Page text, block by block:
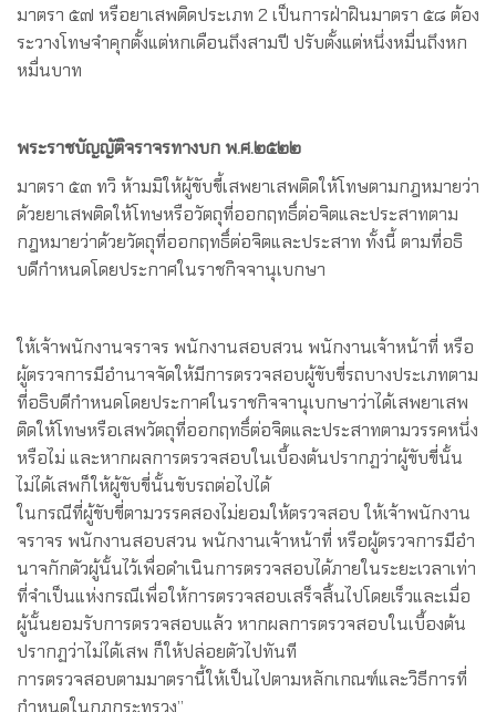
มาตรา ๕๗ หรือยาเสพติดประเภท 2 เป็นการฝ่าฝินมาตรา ๕๘ ต้อง
ระวางโทษจำคุกตั้งแต่หกเดือนถึงสามปี ปรับตั้งแต่หนึ่งหมื่นถึงหก
หมื่นบาท
พระราชบัญญัติจราจรทางบกพ.ศ.๒๕๒๒
มาตรา ๕๓ ทวิ ห้ามมิให้ผู้ขับขี้เสพยาเสพติดให้โทษตามกฎหมายว่า
ด้วยยาเสพติดให้โทษหรือวัตถุที่ออกฤทธิ์ต่อจิตและประสาทตาม
กฎหมายว่าด้วยวัตถุที่ออกฤทธิ์ต่อจิตและประสาท ทั้งนี้ ตามที่อธิ
บดีกําหนดโดยประกาศในราชกิจจานุเบกษา
ให้เจ้าพนักงานจราจร พนักงานสอบสวน พนักงานเจ้าหน้าที่ หรือ
ผู้ตรวจการมีอํานาจจัดให้มีการตรวจสอบผู้ขับขี่รถบางประเภทตาม
ที่อธิบดีกําหนดโดยประกาศในราชกิจจานุเบกษาว่าได้เสพยาเสพ
ติดให้โทษหรือเสพวัตถุที่ออกฤทธิ์ต่อจิตและประสาทตามวรรคหนึ่ง
หรือไม่ และหากผลการตรวจสอบในเบื้องต้นปรากฏว่าผู้ขับขี่นั้น
ไม่ได้เสพก็ให้ผู้ขับขี่นั้นขับรถต่อไปได้
ในกรณีที่ผู้ขับขี่ตามวรรคสองไม่ยอมให้ตรวจสอบ ให้เจ้าพนักงาน
จราจร พนักงานสอบสวน พนักงานเจ้าหน้าที่ หรือผู้ตรวจการมีอํา
นาจกักตัวผู้นั้นไว้เพื่อดําเนินการตรวจสอบได้ภายในระยะเวลาเท่า
ที่จําเป็นแห่งกรณีเพื่อให้การตรวจสอบเสร็จสิ้นไปโดยเร็วและเมื่อ
ผู้นั้นยอมรับการตรวจสอบแล้ว หากผลการตรวจสอบในเบื้องต้น
ปรากฏว่าไม่ได้เสพ ก็ให้ปล่อยตัวไปทันที
การตรวจสอบตามมาตรานี้ให้เป็นไปตามหลักเกณฑ์และวิธีการที่
กําหนดในกฎกระทรวง”